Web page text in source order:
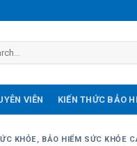
VIÊN KIẾN THỨC BẢO
KHỎE, BẢO HIỂM SỨC KHỎE